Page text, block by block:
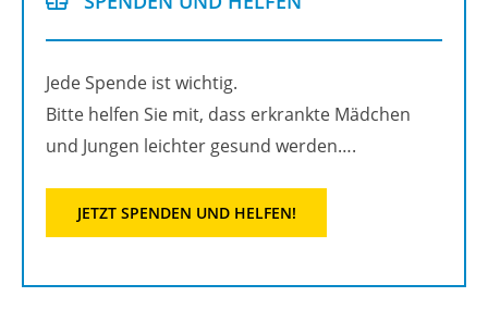
Jede Spen­de ist wich­tig.
Bitte hel­fen Sie mit, dass er­krank­te Mäd­chen
und Jun­gen leich­ter ge­sund wer­den….
JETZT SPEN­DEN UND HEL­FEN!